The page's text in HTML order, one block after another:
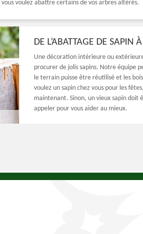
voulez abattre certains de vos arbres altérés.
DE L’ABATTAGE DE SAPIN
Une décoration intérieure ou
procurer de jolis sapins. Notre équipe
le terrain puisse être réutilisé et les
voulez un sapin chez vous pour les
maintenant. Sinon, un vieux sapin doit
appeler pour vous aider au mieux.